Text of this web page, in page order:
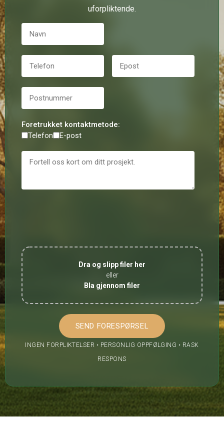
uforpliktende.
Foretrukket kontaktmetode:
Telefon
E-post
Dra og slipp filer her
eller
Bla gjennom filer
INGEN FORPLIKTELSER • PERSONLIG OPPFØLGING • RASK
RESPONS